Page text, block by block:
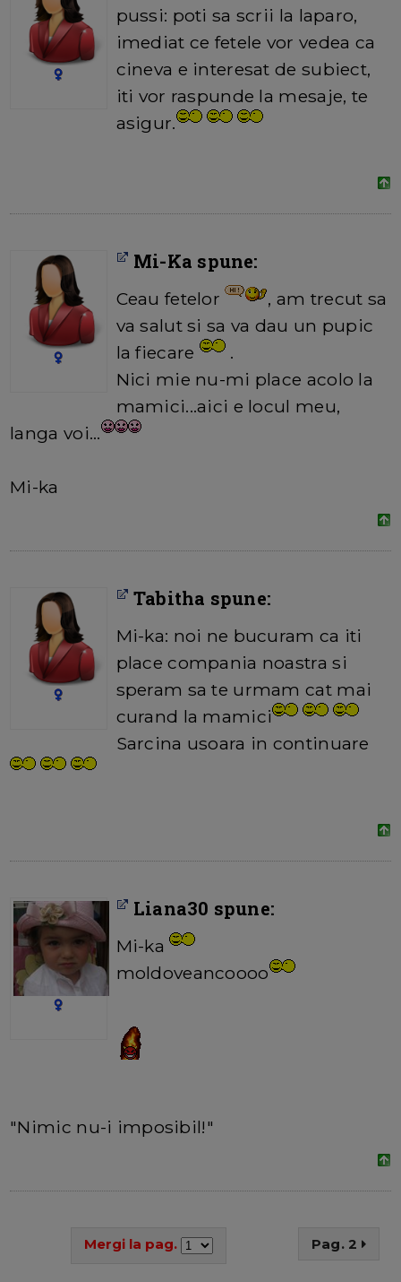
pussi: poti sa scrii la laparo,
imediat ce fetele vor vedea ca
cineva e interesat de subiect,
iti vor raspunde la mesaje, te
asigur.
Mi-Ka spune:
Ceau fetelor
, am trecut sa
va salut si sa va dau un pupic
la fiecare
.
Nici mie nu-mi place acolo la
mamici...aici e locul meu,
langa voi...
Mi-ka
Tabitha spune:
Mi-ka: noi ne bucuram ca iti
place compania noastra si
speram sa te urmam cat mai
curand la mamici
Sarcina usoara in continuare
Liana30 spune:
Mi-ka
moldoveancoooo
"Nimic nu-i imposibil!"
Mergi la pag. Pag. 2